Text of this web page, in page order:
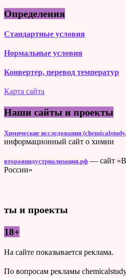
Определения
Стандартные условия
Нормальные условия
Конвертер, перевод температур
Карта сайта
Наши сайты и проекты
Химические исследования
информационный сайт о химии
втораяиндустриализация.рф — сайт
России»
ты и проекты
18+
На сайте показывается реклама.
По вопросам рекламы